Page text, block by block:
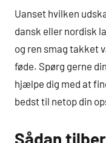
Uanset hvilken
dansk eller nordisk
og ren smag takket
føde. Spørg gerne
hjælpe dig med at
bedst til netop din